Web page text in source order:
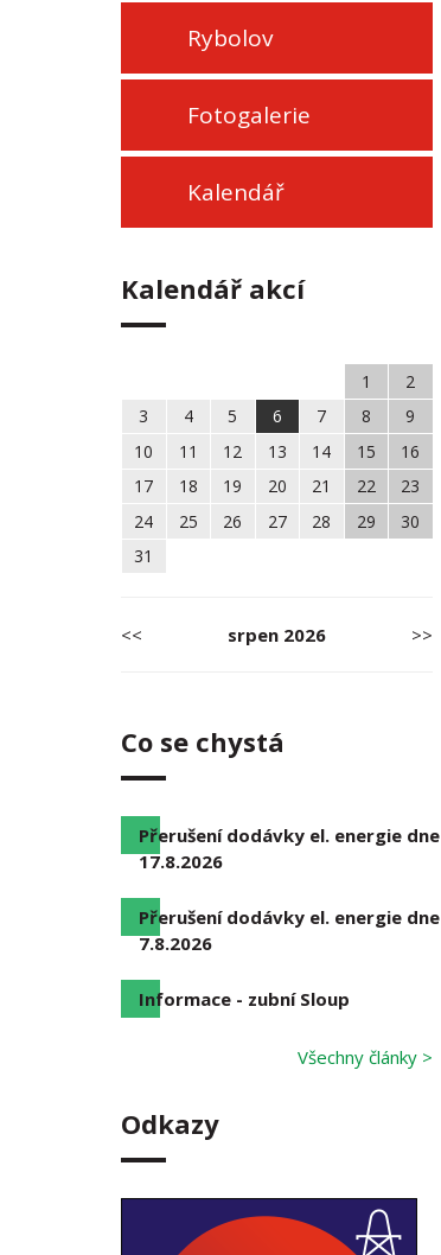
Rybolov
Fotogalerie
Kalendář
Kalendář akcí
1
2
3
4 5 6 7 8
9
10
11 12 13 14 15
16
17
18 19 20 21 22
23
24
25 26 27 28 29
30
31
<< srpen 2026 >>
Co se chystá
Přerušení dodávky el. energie dne
17.8.2026
Přerušení dodávky el. energie dne
7.8.2026
Informace - zubní Sloup
Všechny články >
Odkazy